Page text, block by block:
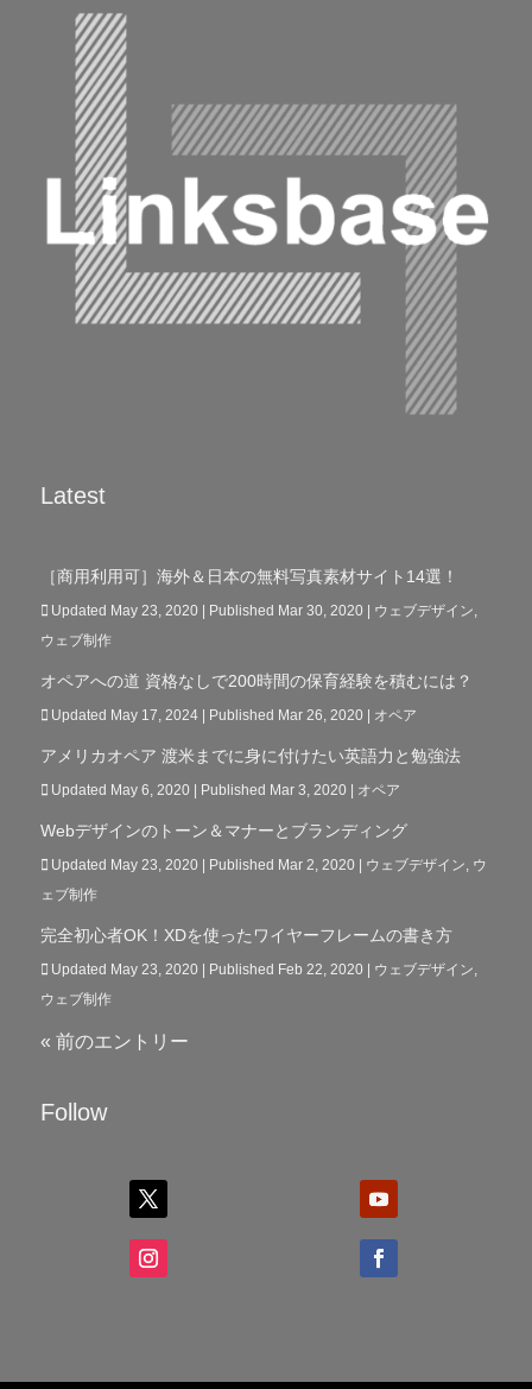
Latest
［商用利用可］海外＆日本の無料写真素材サイト14選！
Updated May 23, 2020 | Published Mar 30, 2020| ウェブデザイン,
ウェブ制作
オペアへの道 資格なしで200時間の保育経験を積むには？
Updated May 17, 2024 | Published Mar 26, 2020| オペア
アメリカオペア 渡米までに身に付けたい英語力と勉強法
Updated May 6, 2020 | Published Mar 3, 2020| オペア
Webデザインのトーン＆マナーとブランディング
Updated May 23, 2020 | Published Mar 2, 2020| ウェブデザイン, ウ
ェブ制作
完全初心者OK！XDを使ったワイヤーフレームの書き方
Updated May 23, 2020 | Published Feb 22, 2020| ウェブデザイン,
ウェブ制作
« 前のエントリー
Follow